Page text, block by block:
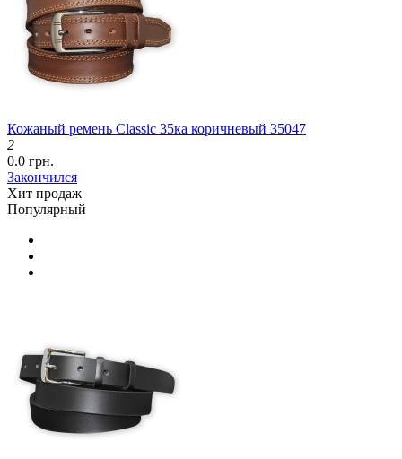
Кожаный ремень Classic 35ка коричневый 35047
2
0.0 грн.
Закончился
Хит продаж
Популярный